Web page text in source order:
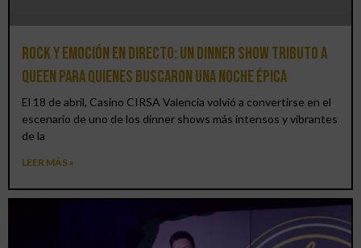
Rock y emoción en directo: un Dinner Show Tributo a
Queen para quienes buscaron una noche épica
El 18 de abril, Casino CIRSA Valencia volvió a convertirse en el
escenario de uno de los dinner shows más intensos y vibrantes
de la
LEER MÁS »